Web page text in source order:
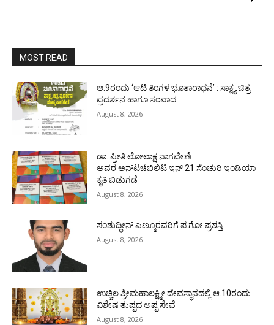
MOST READ
ಆ.9ರಂದು ‘ಆಟಿ ತಿಂಗಳ ಭೂತಾರಾಧನೆ’ : ಸಾಕ್ಷ್ಯ ಚಿತ್ರ
ಪ್ರದರ್ಶನ ಹಾಗೂ ಸಂವಾದ
August 8, 2026
ಡಾ. ಪ್ರೀತಿ ಲೋಲಾಕ್ಷ ನಾಗವೇಣಿ
ಅವರ ಅನ್‌ಟಚೆಬಿಲಿಟಿ ಇನ್ 21 ಸೆಂಚುರಿ ಇಂಡಿಯಾ
ಕೃತಿ ಬಿಡುಗಡೆ
August 8, 2026
ಸಂಶುದ್ಧೀನ್ ಎಣ್ಮೂರವರಿಗೆ ಪ.ಗೋ ಪ್ರಶಸ್ತಿ
August 8, 2026
ಉಚ್ಚಿಲ ಶ್ರೀಮಹಾಲಕ್ಷ್ಮೀ ದೇವಸ್ಥಾನದಲ್ಲಿ ಆ.10ರಂದು
ವಿಶೇಷ ತುಪ್ಪದ ಅಪ್ಪ ಸೇವೆ
August 8, 2026